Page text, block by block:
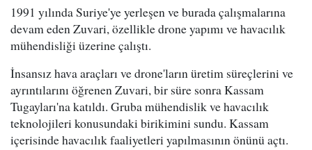
1991 yılında Suriye'ye yerleşen ve burada çalışmalarına
devam eden Zuvari, özellikle drone yapımı ve havacılık
mühendisliği üzerine çalıştı.
İnsansız hava araçları ve drone'ların üretim süreçlerini ve
ayrıntılarını öğrenen Zuvari, bir süre sonra Kassam
Tugayları'na katıldı. Gruba mühendislik ve havacılık
teknolojileri konusundaki birikimini sundu. Kassam
içerisinde havacılık faaliyetleri yapılmasının önünü açtı.